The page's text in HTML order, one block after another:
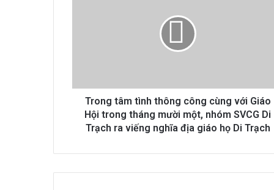
Hội
trong
tháng
mười
nhóm
Trong tâm tình thông công cùng với Giáo
Hội trong tháng mười một, nhóm SVCG Di
Trạch ra viếng nghĩa địa giáo họ Di Trạch